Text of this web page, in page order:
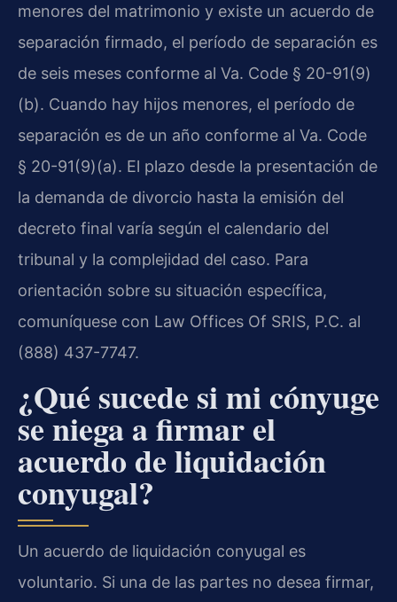
menores del matrimonio y existe un acuerdo de
separación firmado, el período de separación es
de seis meses conforme al Va. Code § 20-91(9)
(b). Cuando hay hijos menores, el período de
separación es de un año conforme al Va. Code
§ 20-91(9)(a). El plazo desde la presentación de
la demanda de divorcio hasta la emisión del
decreto final varía según el calendario del
tribunal y la complejidad del caso. Para
orientación sobre su situación específica,
comuníquese con Law Offices Of SRIS, P.C. al
(888) 437-7747.
¿Qué sucede si mi cónyuge
se niega a firmar el
acuerdo de liquidación
conyugal?
Un acuerdo de liquidación conyugal es
voluntario. Si una de las partes no desea firmar,